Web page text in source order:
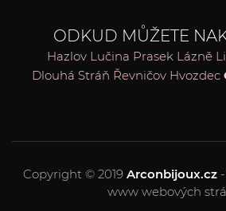
ODKUD MŮŽETE
Hazlov Lučina Prasek Lázně
Dlouhá Stráň Řevničov Hvozdec
Copyright © 2019 Arconbijoux.cz
www webových